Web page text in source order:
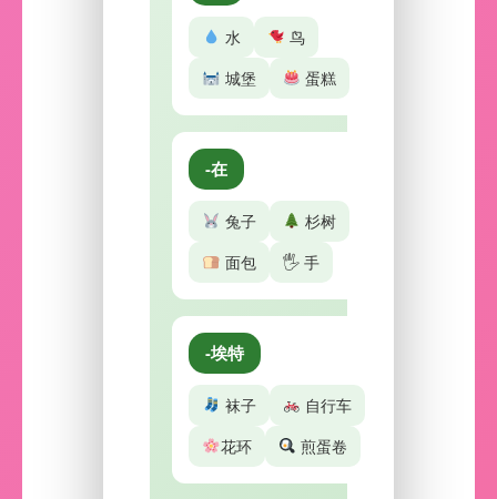
水
鸟
城堡
蛋糕
-在
兔子
杉树
面包
🖐️ 手
-埃特
袜子
自行车
花环
煎蛋卷